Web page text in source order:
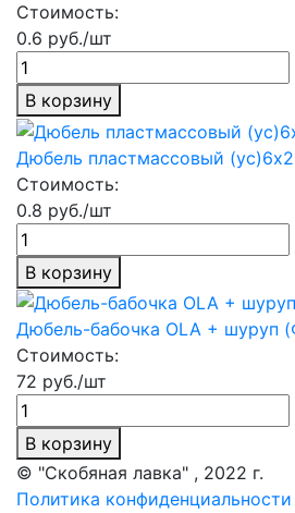
Стоимость:
0.6 руб./шт
В корзину
Дюбель пластмассовый
Стоимость:
0.8 руб./шт
В корзину
Дюбель-бабочка OLA + шуруп
Стоимость:
72 руб./шт
В корзину
© "Скобяная лавка" , 2022 г.
Политика конфиденциальности